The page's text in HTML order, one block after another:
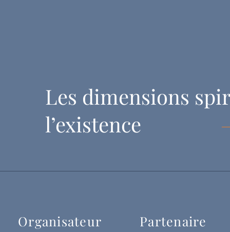
Les dimensions
l’existence
Organisateur Partenaire